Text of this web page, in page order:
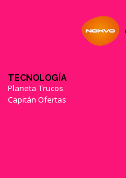
TECNOLOGÍA
Planeta Trucos
Capitán Ofertas